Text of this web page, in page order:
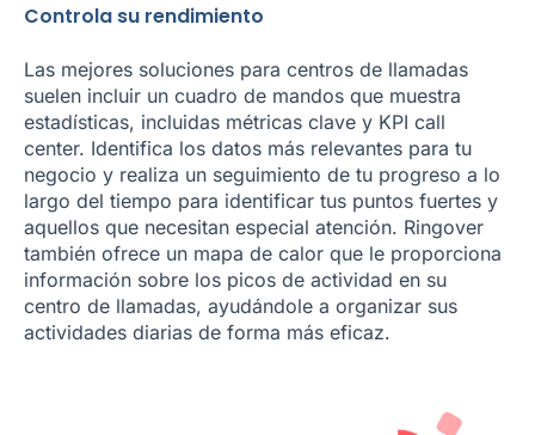
Controla su rendimiento
Las mejores soluciones para centros de llamadas
suelen incluir un cuadro de mandos que muestra
estadísticas, incluidas métricas clave y KPI call
center. Identifica los datos más relevantes para tu
negocio y realiza un seguimiento de tu progreso a lo
largo del tiempo para identificar tus puntos fuertes y
aquellos que necesitan especial atención. Ringover
también ofrece un mapa de calor que le proporciona
información sobre los picos de actividad en su
centro de llamadas, ayudándole a organizar sus
actividades diarias de forma más eficaz.